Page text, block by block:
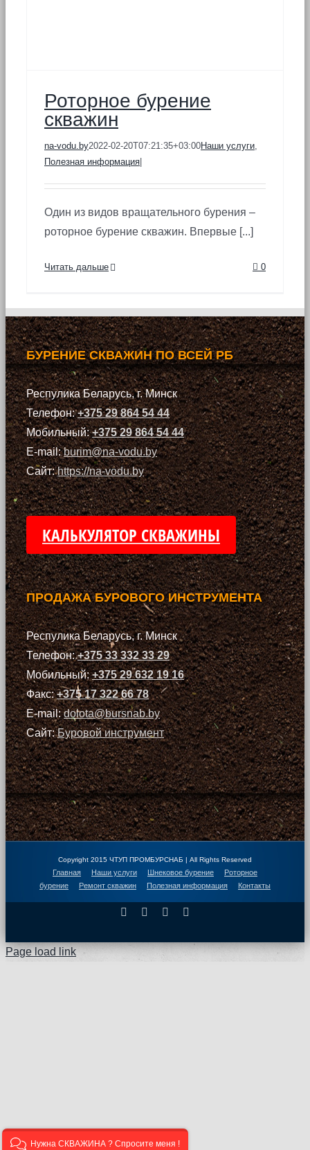
Роторное бурение
скважин
na-vodu.by2022-02-20T07:21:35+03:00Наши услуги,
Полезная информация
Один из видов вращательного бурения –
роторное бурение скважин. Впервые [...]
Читать дальше 0
БУРЕНИЕ СКВАЖИН ПО ВСЕЙ РБ
Респулика Беларусь, г. Минск
Телефон:+375 29 864 54 44
Мобильный:+375 29 864 54 44
E-mail:burim@na-vodu.by
Сайт:https://na-vodu.by
КАЛЬКУЛЯТОР СКВАЖИНЫ
ПРОДАЖА БУРОВОГО ИНСТРУМЕНТА
Респулика Беларусь, г. Минск
Телефон:+375 33 332 33 29
Мобильный:+375 29 632 19 16
Факс:+375 17 322 66 78
E-mail:dolota@bursnab.by
Сайт:Буровой инструмент
Copyright 2015 ЧТУП ПРОМБУРСНАБ | All Rights Reserved
Главная Наши услуги Шнековое бурение
Роторное
бурение
Ремонт скважин Полезная информация Контакты
Facebook Instagram
Page load link
Нужна СКВАЖИНА ? Спросите меня !